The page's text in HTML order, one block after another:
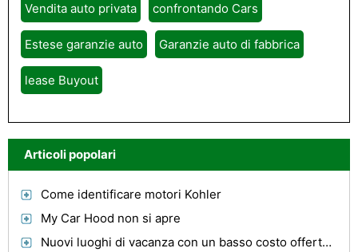
Vendita auto privata confrontando Cars
Estese garanzie auto Garanzie auto di fabbrica
lease Buyout
Articoli popolari
Come identificare motori Kohler
My Car Hood non si apre
Nuovi luoghi di vacanza con un basso costo offerte vacanza in Can Pastilla